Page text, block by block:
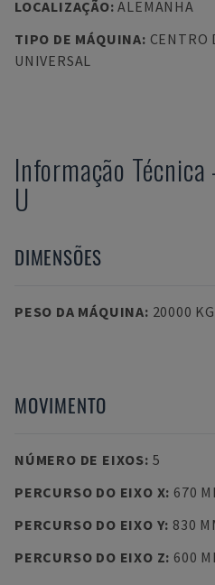
LOCALIZAÇÃO:ALEMANHA
TIPO DE MÁQUINA: CENTRO
UNIVERSAL
Informação Técnica
U
DIMENSÕES
PESO DA MÁQUINA: 20000 KG
MOVIMENTO
NÚMERO DE EIXOS: 5
PERCURSO DO EIXO X: 670
PERCURSO DO EIXO Y: 830
PERCURSO DO EIXO Z: 600